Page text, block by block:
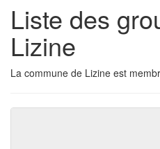
Liste des
Lizine
La commune de Lizine est